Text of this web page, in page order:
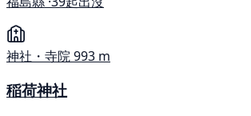
神社・寺院993 m
稲荷神社